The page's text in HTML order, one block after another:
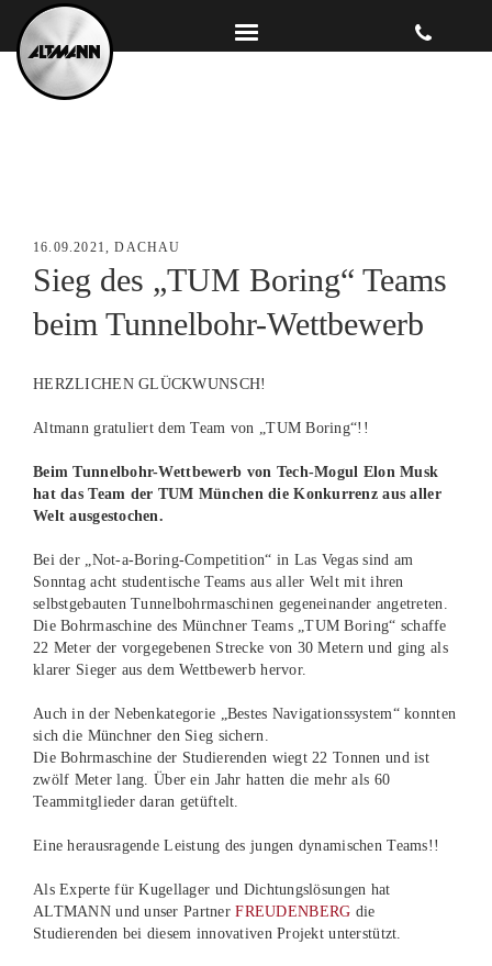
16.09.2021, DACHAU
Sieg des „TUM Boring“ Teams
beim Tunnelbohr-Wettbewerb
HERZLICHEN GLÜCKWUNSCH!
Altmann gratuliert dem Team von „TUM Boring“!!
Beim Tunnelbohr-Wettbewerb von Tech-Mogul Elon Musk
hat das Team der TUM München die Konkurrenz aus aller
Welt ausgestochen.
Bei der „Not-a-Boring-Competition“ in Las Vegas sind am
Sonntag acht studentische Teams aus aller Welt mit ihren
selbstgebauten Tunnelbohrmaschinen gegeneinander angetreten.
Die Bohrmaschine des Münchner Teams „TUM Boring“ schaffe
22 Meter der vorgegebenen Strecke von 30 Metern und ging als
klarer Sieger aus dem Wettbewerb hervor.
Auch in der Nebenkategorie „Bestes Navigationssystem“ konnten
sich die Münchner den Sieg sichern.
Die Bohrmaschine der Studierenden wiegt 22 Tonnen und ist
zwölf Meter lang. Über ein Jahr hatten die mehr als 60
Teammitglieder daran getüftelt.
Eine herausragende Leistung des jungen dynamischen Teams!!
Als Experte für Kugellager und Dichtungslösungen hat
ALTMANN und unser PartnerFREUDENBERG die
Studierenden bei diesem innovativen Projekt unterstützt.